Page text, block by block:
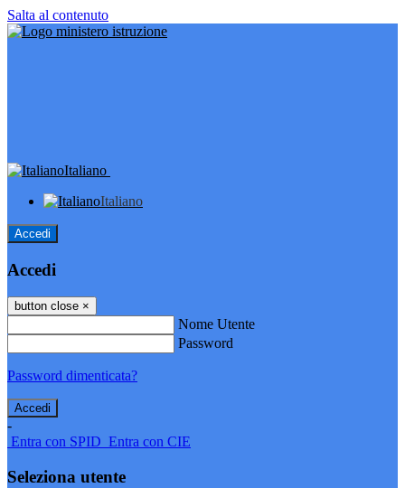
Salta al contenuto
Italiano
Italiano
Accedi
Accedi
button close ×
Nome Utente
Password
Password dimenticata?
-
Entra con SPID Entra con CIE
Seleziona utente